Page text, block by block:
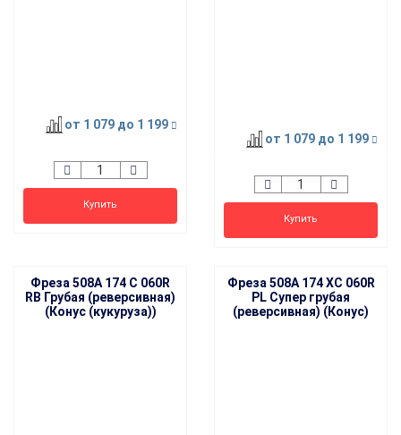
от 1 079 до 1 199
Купить
от 1 079 до 1 199
Купить
Фреза 508A 174 C 060R
RB Грубая (реверсивная)
(Конус (кукуруза))
Фреза 508A 174 XC 060R
PL Супер грубая
(реверсивная) (Конус)